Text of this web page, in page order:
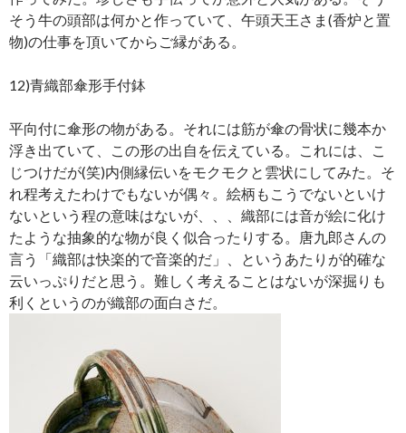
そう牛の頭部は何かと作っていて、午頭天王さま(香炉と置
物)の仕事を頂いてからご縁がある。
12)青織部傘形手付鉢
平向付に傘形の物がある。それには筋が傘の骨状に幾本か
浮き出ていて、この形の出自を伝えている。これには、こ
じつけだが(笑)内側縁伝いをモクモクと雲状にしてみた。そ
れ程考えたわけでもないが偶々。絵柄もこうでないといけ
ないという程の意味はないが、、、織部には音が絵に化け
たような抽象的な物が良く似合ったりする。唐九郎さんの
言う「織部は快楽的で音楽的だ」、というあたりが的確な
云いっぷりだと思う。難しく考えることはないが深掘りも
利くというのが織部の面白さだ。